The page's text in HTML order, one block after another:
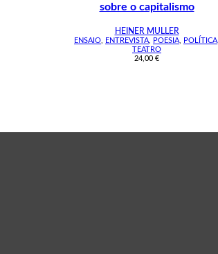
sobre o capitalismo
HEINER MULLER
ENSAIO ENTREVISTA POESIA POLÍTICA
TEATRO
24,00 €